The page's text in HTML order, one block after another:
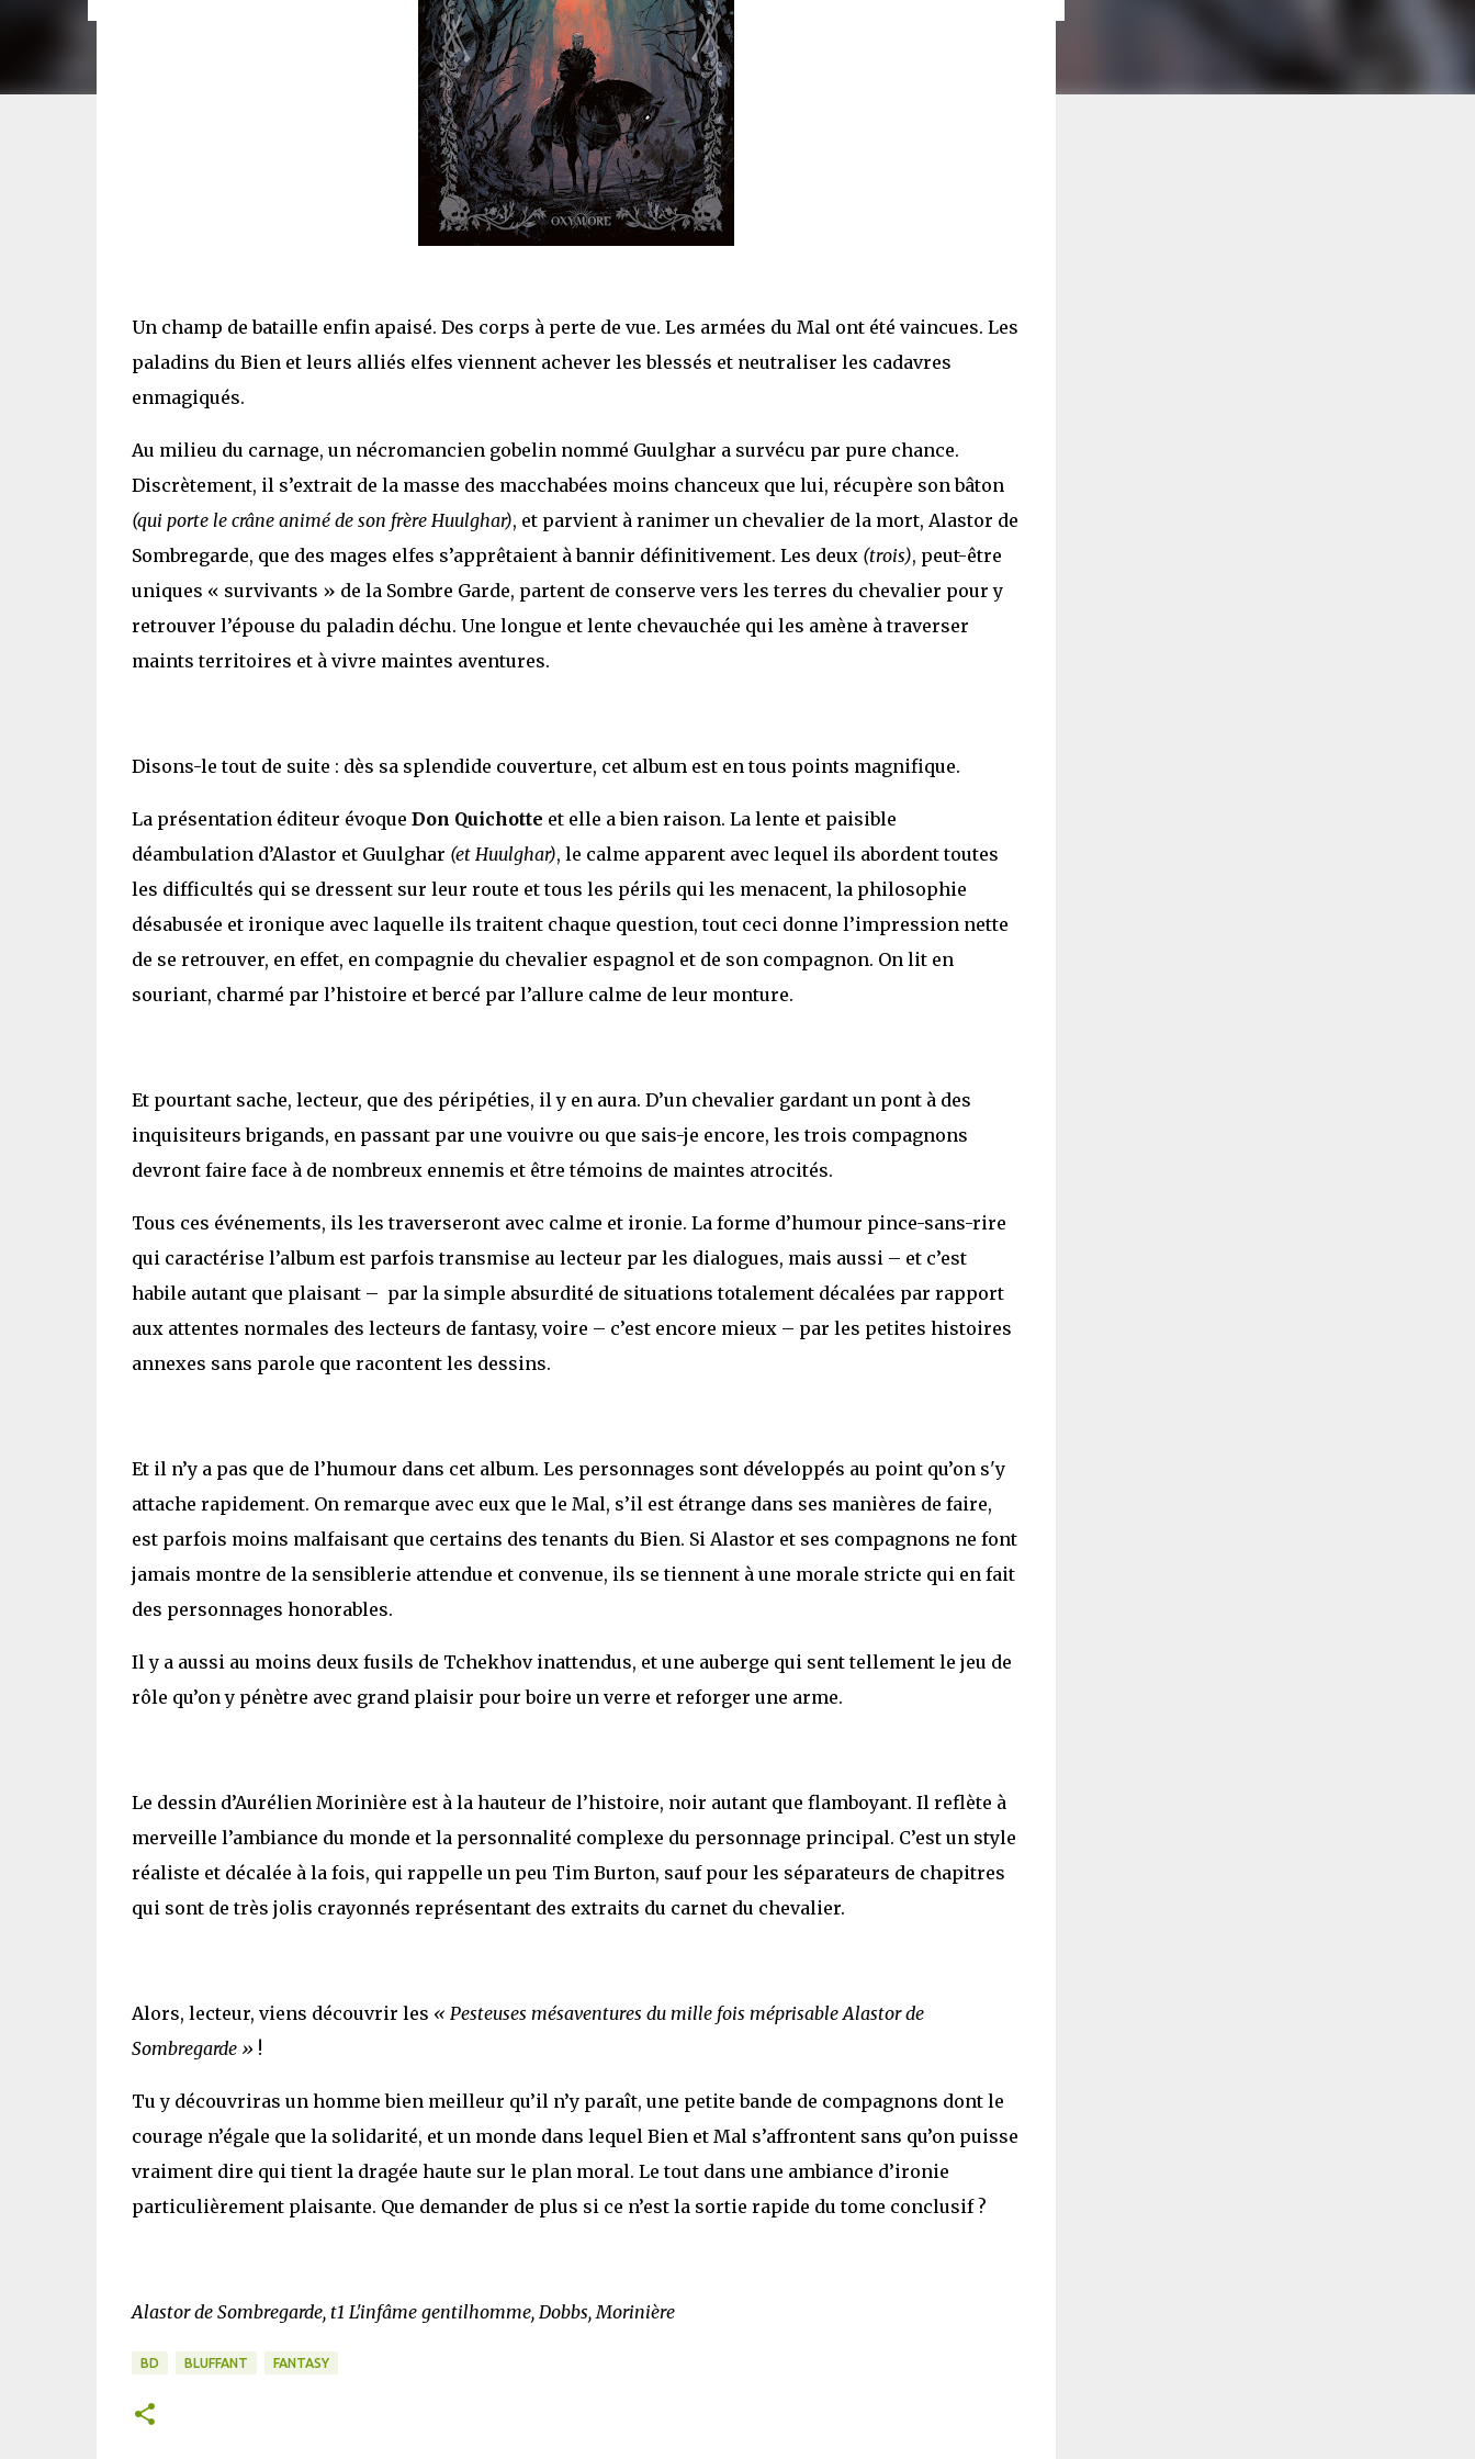
Un champ de bataille enfin apaisé. Des corps à perte de vue. Les armées du Mal ont été vaincues. Les
paladins du Bien et leurs alliés elfes viennent achever les blessés et neutraliser les cadavres
enmagiqués.
Au milieu du carnage, un nécromancien gobelin nommé Guulghar a survécu par pure chance.
Discrètement, il s’extrait de la masse des macchabées moins chanceux que lui, récupère son bâton
(qui porte le crâne animé de son frère Huulghar), et parvient à ranimer un chevalier de la mort, Alastor de
Sombregarde, que des mages elfes s’apprêtaient à bannir définitivement. Les deux (trois), peut-être
uniques « survivants » de la Sombre Garde, partent de conserve vers les terres du chevalier pour y
retrouver l’épouse du paladin déchu. Une longue et lente chevauchée qui les amène à traverser
maints territoires et à vivre maintes aventures.
Disons-le tout de suite : dès sa splendide couverture, cet album est en tous points magnifique.
La présentation éditeur évoque Don Quichotte et elle a bien raison. La lente et paisible
déambulation d’Alastor et Guulghar (et Huulghar), le calme apparent avec lequel ils abordent toutes
les difficultés qui se dressent sur leur route et tous les périls qui les menacent, la philosophie
désabusée et ironique avec laquelle ils traitent chaque question, tout ceci donne l’impression nette
de se retrouver, en effet, en compagnie du chevalier espagnol et de son compagnon. On lit en
souriant, charmé par l’histoire et bercé par l’allure calme de leur monture.
Et pourtant sache, lecteur, que des péripéties, il y en aura. D’un chevalier gardant un pont à des
inquisiteurs brigands, en passant par une vouivre ou que sais-je encore, les trois compagnons
devront faire face à de nombreux ennemis et être témoins de maintes atrocités.
Tous ces événements, ils les traverseront avec calme et ironie. La forme d’humour pince-sans-rire
qui caractérise l’album est parfois transmise au lecteur par les dialogues, mais aussi – et c’est
habile autant que plaisant – par la simple absurdité de situations totalement décalées par rapport
aux attentes normales des lecteurs de fantasy, voire – c’est encore mieux – par les petites histoires
annexes sans parole que racontent les dessins.
Et il n’y a pas que de l’humour dans cet album. Les personnages sont développés au point qu’on s'y
attache rapidement. On remarque avec eux que le Mal, s’il est étrange dans ses manières de faire,
est parfois moins malfaisant que certains des tenants du Bien. Si Alastor et ses compagnons ne font
jamais montre de la sensiblerie attendue et convenue, ils se tiennent à une morale stricte qui en fait
des personnages honorables.
Il y a aussi au moins deux fusils de Tchekhov inattendus, et une auberge qui sent tellement le jeu de
rôle qu’on y pénètre avec grand plaisir pour boire un verre et reforger une arme.
Le dessin d’Aurélien Morinière est à la hauteur de l’histoire, noir autant que flamboyant. Il reflète à
merveille l’ambiance du monde et la personnalité complexe du personnage principal. C’est un style
réaliste et décalée à la fois, qui rappelle un peu Tim Burton, sauf pour les séparateurs de chapitres
qui sont de très jolis crayonnés représentant des extraits du carnet du chevalier.
Alors, lecteur, viens découvrir les « Pesteuses mésaventures du mille fois méprisable Alastor de
Sombregarde » !
Tu y découvriras un homme bien meilleur qu’il n’y paraît, une petite bande de compagnons dont le
courage n’égale que la solidarité, et un monde dans lequel Bien et Mal s’affrontent sans qu’on puisse
vraiment dire qui tient la dragée haute sur le plan moral. Le tout dans une ambiance d’ironie
particulièrement plaisante. Que demander de plus si ce n’est la sortie rapide du tome conclusif ?
Alastor de Sombregarde, t1 L'infâme gentilhomme, Dobbs, Morinière
BD BLUFFANT FANTASY